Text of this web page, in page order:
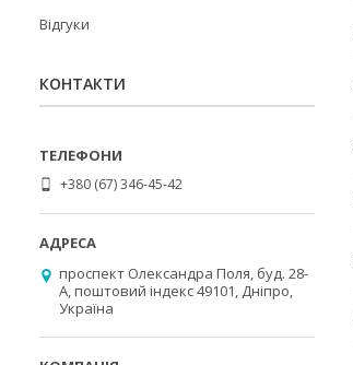
Відгуки
КОНТАКТИ
+380 (67) 346-45-42
проспект Олександра Поля, буд. 28-
А, поштовий індекс 49101, Дніпро,
Україна